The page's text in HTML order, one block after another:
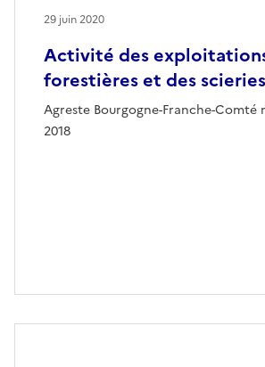
Activité des
forestières et des
Agreste Bourgogne-Franche-Comté
2018
29 juin 2020